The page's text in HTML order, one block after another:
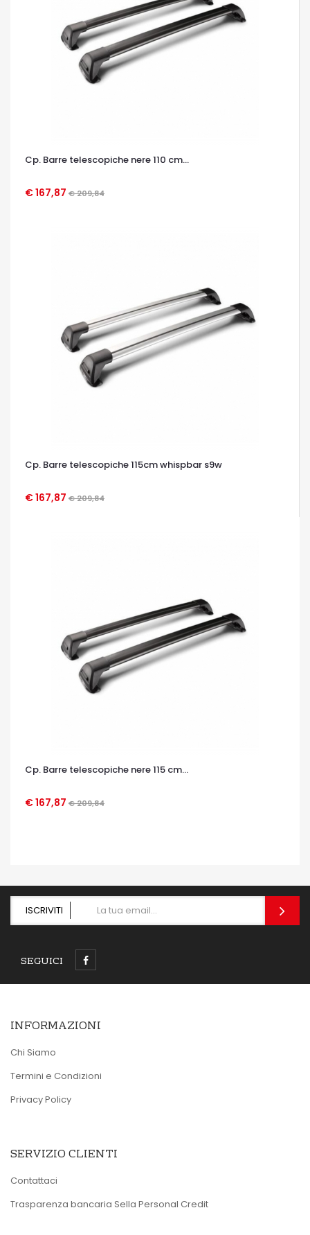
Cp. Barre telescopiche nere 110 cm...
€ 167,87 € 209,84
OCCHIATA VELOCE
Cp. Barre telescopiche 115cm whispbar s9w
€ 167,87 € 209,84
OCCHIATA VELOCE
Cp. Barre telescopiche nere 115 cm...
€ 167,87 € 209,84
OCCHIATA VELOCE
ISCRIVITI
SEGUICI
INFORMAZIONI
Chi Siamo
Termini e Condizioni
Privacy Policy
SERVIZIO CLIENTI
Contattaci
Trasparenza bancaria Sella Personal Credit